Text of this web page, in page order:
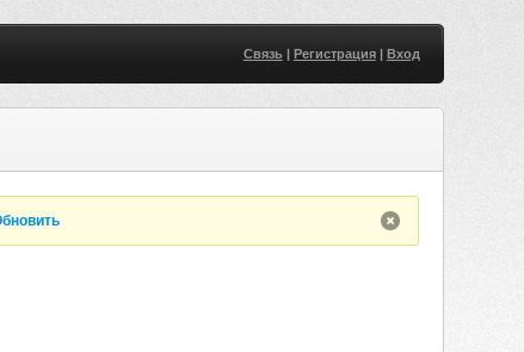
Связь| Регистрация| Вход